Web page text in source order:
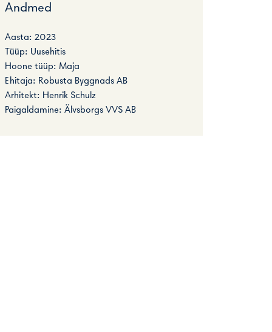
Andmed
Aasta: 2023
Tüüp: Uusehitis
Hoone tüüp: Maja
Ehitaja: Robusta Byggnads AB
Arhitekt: Henrik Schulz⁠
Paigaldamine: Älvsborgs VVS AB